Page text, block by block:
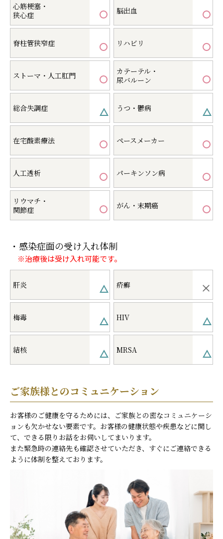
心筋梗塞・
狭心症
脳出血
脊柱管狭窄症 リハビリ
ストーマ・人工肛門
カテーテル・
尿バルーン
総合失調症 うつ・鬱病
在宅酸素療法 ペースメーカー
人工透析 パーキンソン病
リウマチ・
関節症
がん・末期癌
・感染症面の受け入れ体制
※治療後は受け入れ可能です。
肝炎 疥癬
梅毒 HIV
結核 MRSA
ご家族様とのコミュニケーション
お客様のご健康を守るためには、ご家族との密なコミュニケーシ
ョンも欠かせない要素です。お客様の健康状態や疾患などに関し
て、できる限りお話をお伺いしてまいります。
また緊急時の連絡先も確認させていただき、すぐにご連絡できる
ように体制を整えております。